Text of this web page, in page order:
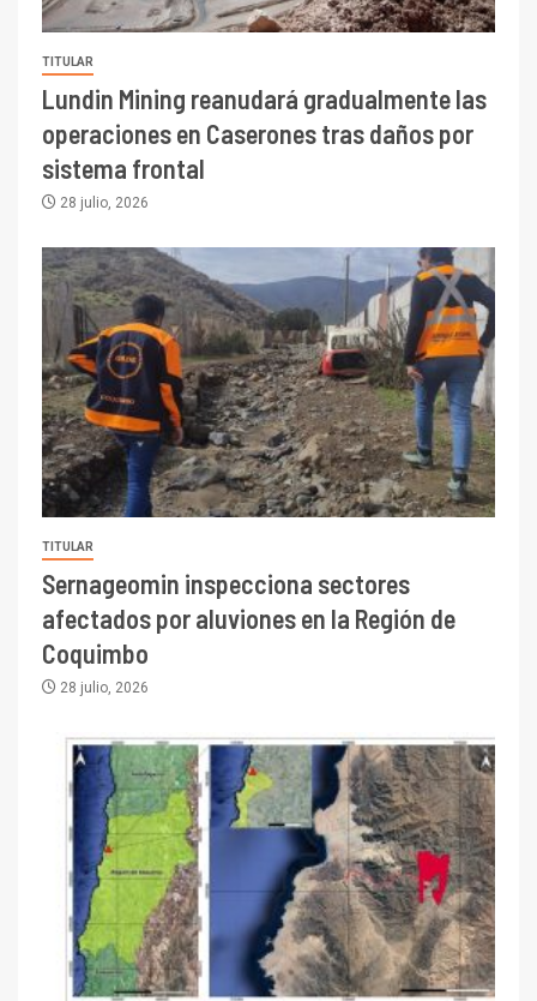
TITULAR
Lundin Mining reanudará gradualmente las
operaciones en Caserones tras daños por
sistema frontal
28 julio, 2026
TITULAR
Sernageomin inspecciona sectores
afectados por aluviones en la Región de
Coquimbo
28 julio, 2026